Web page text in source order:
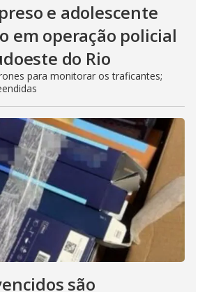
e adolescente
em operação policial
do Rio
para monitorar os traficantes;
são